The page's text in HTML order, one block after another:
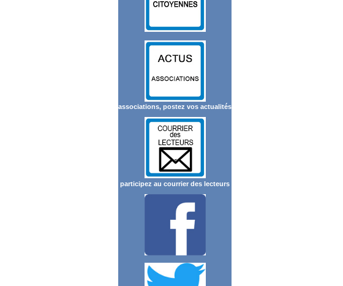
associations, postez vos actualités
participez au courrier des lecteurs